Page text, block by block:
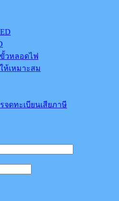
วหลอดไฟ
ห้เหมาะสม
จดทะเบียนเสียภาษี